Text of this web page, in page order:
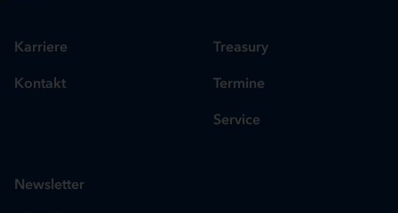
Karriere
Kontakt
Treasury
Termine
Service
Newsletter